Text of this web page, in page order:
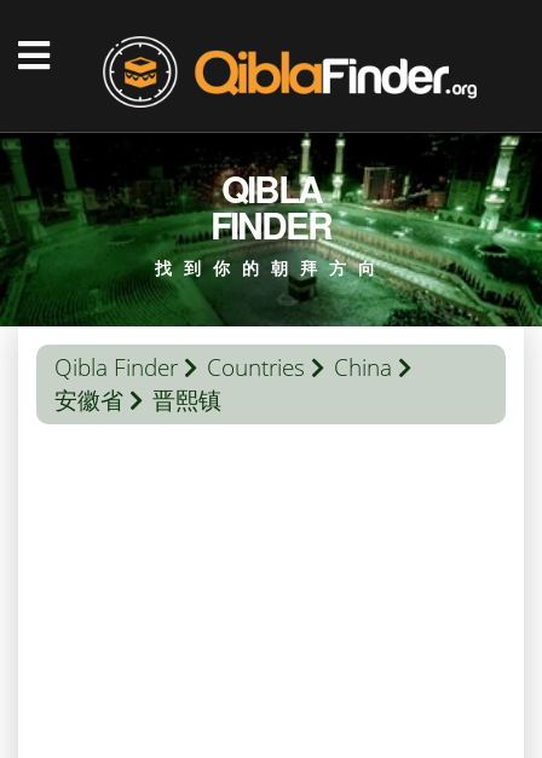
QIBLA
FINDER
找到你的朝拜方向
Qibla Finder Countries
China
安徽省
晋熙镇